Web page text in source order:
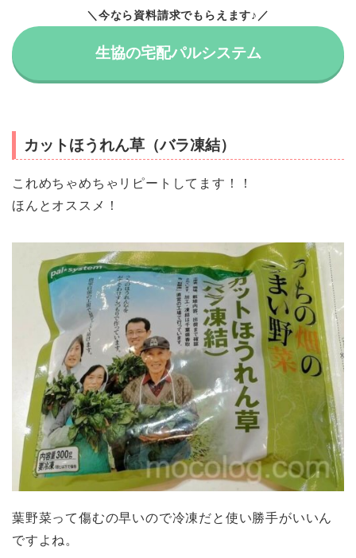
＼今なら資料請求でもらえます♪／
生協の宅配パルシステム
カットほうれん草（バラ凍結）
これめちゃめちゃリピートしてます！！
ほんとオススメ！
葉野菜って傷むの早いので冷凍だと使い勝手がいいん
ですよね。